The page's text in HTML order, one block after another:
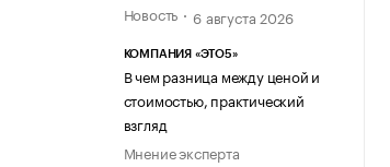
Новость
6 августа 2026
КОМПАНИЯ «ЭТО5»
В чем разница между ценой и
стоимостью, практический
взгляд
Мнение эксперта